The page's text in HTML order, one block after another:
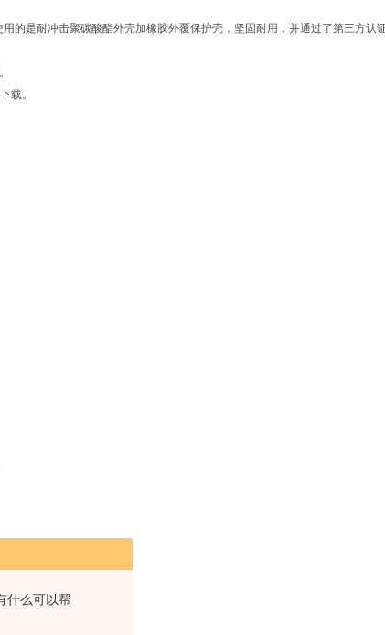
什么可以帮
的是耐冲击聚碳酸酯外壳加橡胶外覆保护壳，坚固耐用，并通过了第三方认
载。